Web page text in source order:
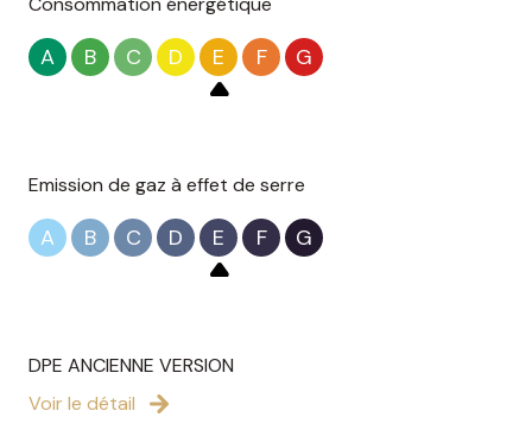
A B C D E F G
Emission de gaz à effet de serre
A B C D E F G
DPE ANCIENNE VERSION
Voir le détail